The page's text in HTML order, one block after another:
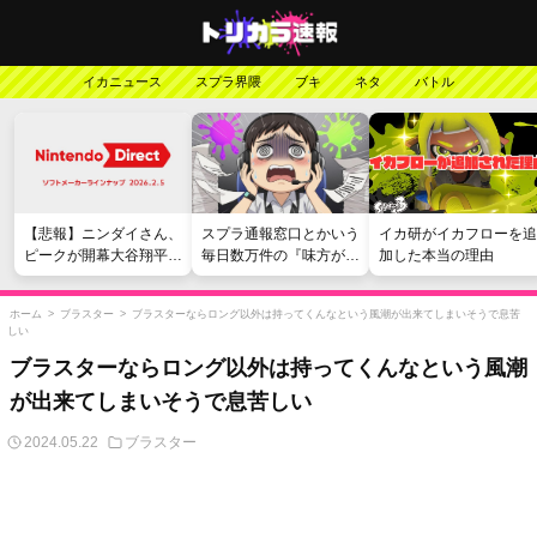
イカニュース スプラ界隈 ブキ ネタ バトル
【悲報】ニンダイさん、
ピークが開幕大谷翔平の
がっかりダイレクトだっ
たと言われてしまう
スプラ通報窓口とかいう
毎日数万件の『味方が弱
い』愚痴を読まされる苦
行
イカ研がイカフローを追
加した本当の理由
ホーム > ブラスター > ブラスターならロング以外は持ってくんなという風潮が出来てしまいそうで息苦
しい
ブラスターならロング以外は持ってくんなという風潮
が出来てしまいそうで息苦しい
2024.05.22 ブラスター